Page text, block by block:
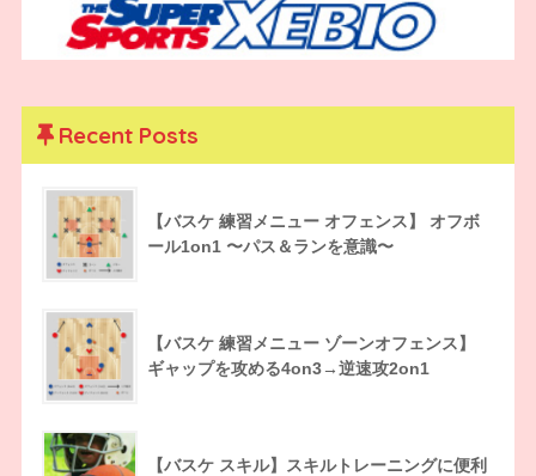
Recent Posts
【バスケ 練習メニュー オフェンス】 オフボ
ール1on1 〜パス＆ランを意識〜
【バスケ 練習メニュー ゾーンオフェンス】
ギャップを攻める4on3→逆速攻2on1
【バスケ スキル】スキルトレーニングに便利